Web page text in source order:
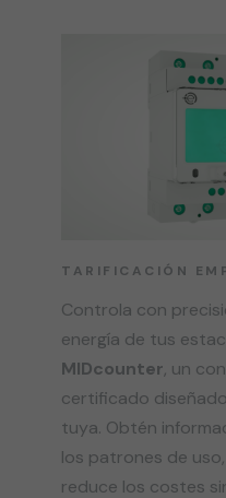
TARIFICACIÓN
Controla con
energía de tus
MIDcounter, un
certificado
tuya. Obtén
los patrones de
reduce los costes